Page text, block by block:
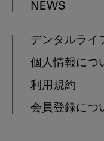
NEWS
デンタルライ
個人情報につ
利用規約
会員登録につ